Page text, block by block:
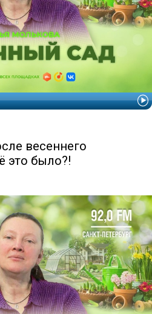
весеннего
это было?!